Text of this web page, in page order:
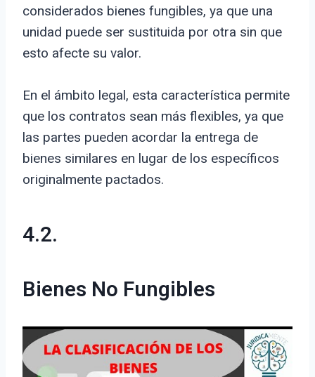
considerados bienes fungibles, ya que una
unidad puede ser sustituida por otra sin que
esto afecte su valor.
En el ámbito legal, esta característica permite
que los contratos sean más flexibles, ya que
las partes pueden acordar la entrega de
bienes similares en lugar de los específicos
originalmente pactados.
4.2.
Bienes No Fungibles